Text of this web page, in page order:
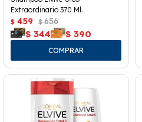
Extraordinario 370 Ml.
$ 459 $ 656
$ 344 $ 390